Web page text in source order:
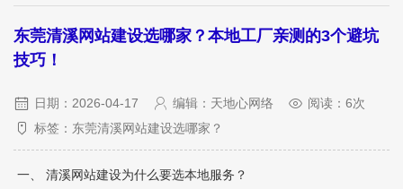
东莞清溪网站建设选哪家？本地工厂亲测的3个避坑
技巧！
日期：2026-04-17 编辑：天地心网络
阅读：6次
标签：东莞清溪网站建设选哪家？
一、 清溪网站建设为什么要选本地服务？